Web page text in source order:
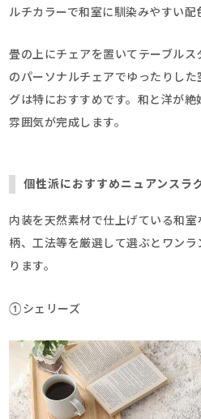
ルチカラーで和室に馴染みやすい配
畳の上にチェアを置いてテーブル
のパーソナルチェアでゆったりし
グは特におすすめです。和と洋が
雰囲気が完成します。
個性派におすすめニュアンスラ
内装を天然素材で仕上げている和
柄、工法等を厳選して選ぶとワン
ります。
①シェリーズ